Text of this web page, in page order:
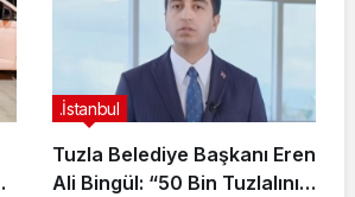
Tuzla Belediye Başkanı Eren
Ali Bingül: “50 Bin Tuzlalının
.İstanbul